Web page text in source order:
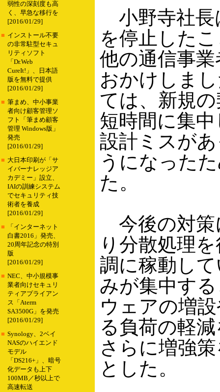
弱性の深刻度も高
く、早急な移行を
[2016/01/29]
■ インストール不要
の非常駐型セキュ
リティソフト
「Dr.Web
CureIt!」、日本語
版を無料で提供
[2016/01/29]
■ 筆まめ、中小事業
者向け顧客管理ソ
フト「筆まめ顧客
管理 Windows版」
発売
[2016/01/29]
■ 大日本印刷が「サ
イバーナレッジア
カデミー」設立、
IAIの訓練システム
でセキュリティ技
術者を養成
[2016/01/29]
■
「インターネット
白書2016」発売、
20周年記念の特別
版
[2016/01/29]
■ NEC、中小規模事
業者向けセキュリ
ティアプライアン
ス「Aterm
SA3500G」を発売
[2016/01/29]
■ Synology、2ベイ
NASのハイエンド
モデル
「DS216+」、暗号
化データも上下
100MB／秒以上で
高速転送
小野寺社長
を停止した
他の通信事
おかけしま
ては、新規
短時間に集
設計ミスが
うになった
た。
今後の対策
り分散処理
調に稼動し
みが集中す
ウェアの増
る負荷の軽
さらに増強
とした。